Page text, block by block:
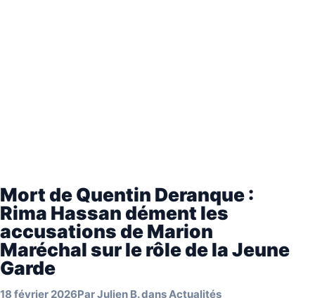
Mort de Quentin Deranque :
Rima Hassan dément les
accusations de Marion
Maréchal sur le rôle de la Jeune
Garde
18 février 2026ParJulien B.dansActualités